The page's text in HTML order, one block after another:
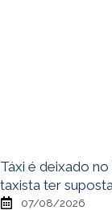
Táxi é deixado
taxista ter
07/08/2026